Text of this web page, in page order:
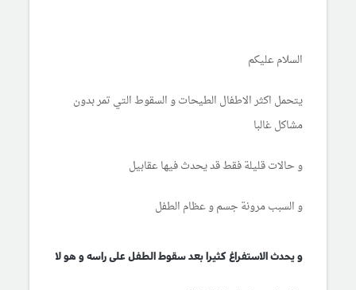
السلام عليكم
يتحمل اكثر الاطفال الطيحات و السقوط التي تمر بدون
مشاكل غالبا
و حالات قليلة فقط قد يحدث فيها عقابيل
و السبب مرونة جسم و عظام الطفل
و يحدث الاستفراغ كثيرا بعد سقوط الطفل على راسه و هو لا